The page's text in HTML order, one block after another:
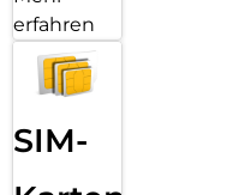
erfahren
SIM-